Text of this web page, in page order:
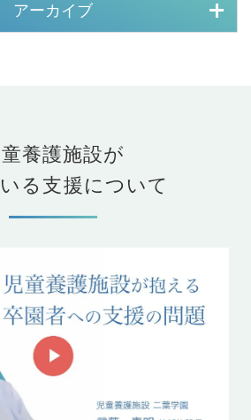
アーカイブ
童養護施設が
る支援について